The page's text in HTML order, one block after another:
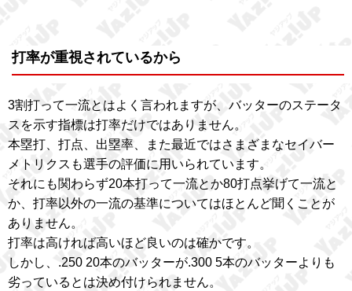
打率が重視されているから
3割打って一流とはよく言われますが、バッターのステータ
スを示す指標は打率だけではありません。
本塁打、打点、出塁率、また最近ではさまざまなセイバー
メトリクスも選手の評価に用いられています。
それにも関わらず20本打って一流とか80打点挙げて一流と
か、打率以外の一流の基準についてはほとんど聞くことが
ありません。
打率は高ければ高いほど良いのは確かです。
しかし、.250 20本のバッターが.300 5本のバッターよりも
劣っているとは決め付けられません。